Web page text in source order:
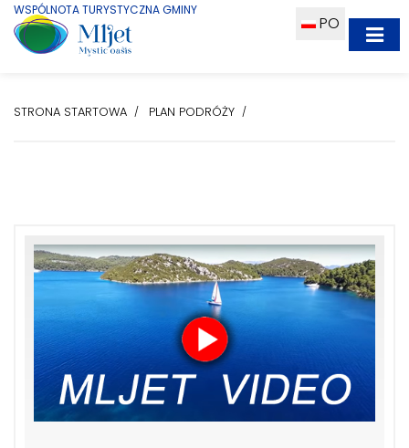
WSPÓLNOTA TURYSTYCZNA GMINY
PO
STRONA STARTOWA PLAN PODRÓŻY